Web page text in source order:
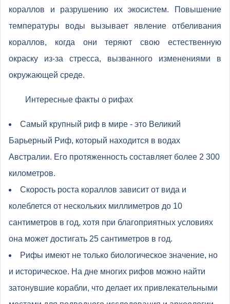
кораллов и разрушению их экосистем. Повышение
температуры воды вызывает явление отбеливания
кораллов, когда они теряют свою естественную
окраску из-за стресса, вызванного изменениями в
окружающей среде.
Интересные факты о рифах
Самый крупный риф в мире - это Великий
Барьерный Риф, который находится в водах
Австралии. Его протяженность составляет более 2 300
километров.
Скорость роста кораллов зависит от вида и
колеблется от нескольких миллиметров до 10
сантиметров в год, хотя при благоприятных условиях
она может достигать 25 сантиметров в год.
Рифы имеют не только биологическое значение, но
и историческое. На дне многих рифов можно найти
затонувшие корабли, что делает их привлекательными